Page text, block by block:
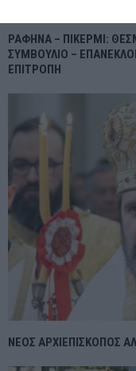
ΡΑΦΗΝΑ – ΠΙΚΕΡΜΙ:
ΣΥΜΒΟΥΛΙΟ –
ΕΠΙΤΡΟΠΗ
ΝΕΟΣ ΑΡΧΙΕΠΙΣΚΟΠΟΣ